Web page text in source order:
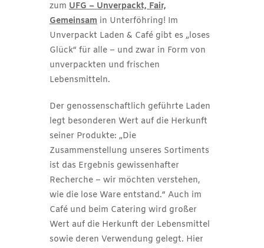
zum UFG – Unverpackt, Fair,
Gemeinsam in Unterföhring! Im
Unverpackt Laden & Café gibt es „loses
Glück“ für alle – und zwar in Form von
unverpackten und frischen
Lebensmitteln.
Der genossenschaftlich geführte Laden
legt besonderen Wert auf die Herkunft
seiner Produkte: „Die
Zusammenstellung unseres Sortiments
ist das Ergebnis gewissenhafter
Recherche – wir möchten verstehen,
wie die lose Ware entstand.“ Auch im
Café und beim Catering wird großer
Wert auf die Herkunft der Lebensmittel
sowie deren Verwendung gelegt. Hier